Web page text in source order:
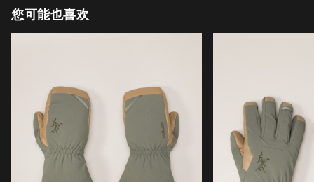
您可能也喜欢